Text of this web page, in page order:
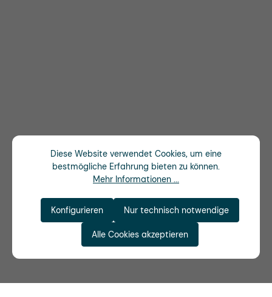
Diese Website verwendet Cookies, um eine
bestmögliche Erfahrung bieten zu können.
Mehr Informationen ...
Nur technisch notwendige
Konfigurieren
Alle Cookies akzeptieren